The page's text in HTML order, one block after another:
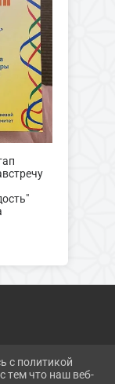
с политикой
тем что наш веб-